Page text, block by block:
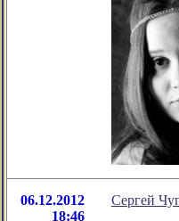
06.12.2012
18:46
Сергей